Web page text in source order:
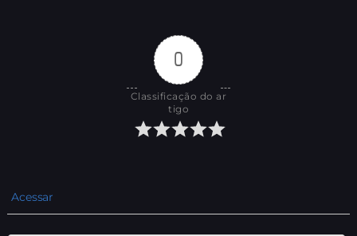
0
Classificação do ar
tigo
Acessar